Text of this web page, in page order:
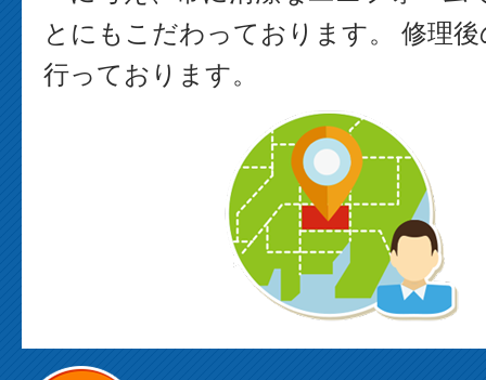
とにもこだわっております。 修理
行っております。